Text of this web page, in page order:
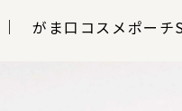
がま口コスメポー